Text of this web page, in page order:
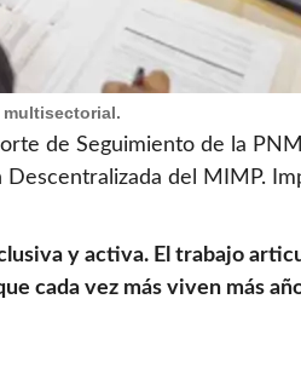
de Seguimiento de la
del MIMP.
y activa. El trabajo
cada vez más viven más